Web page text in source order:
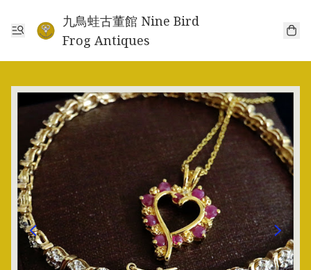
九鳥蛙古董館 Nine Bird
Frog Antiques